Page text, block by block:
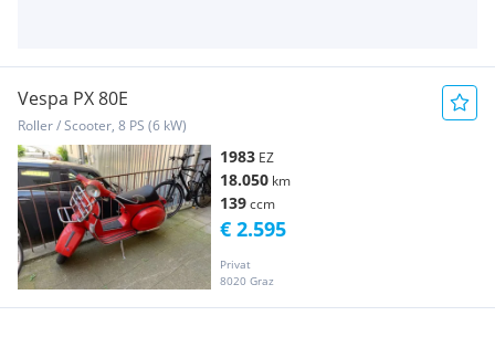
Vespa PX 80E
Roller / Scooter, 8 PS (6 kW)
1983 EZ
18.050 km
139ccm
Privat
8020 Graz
€ 2.595